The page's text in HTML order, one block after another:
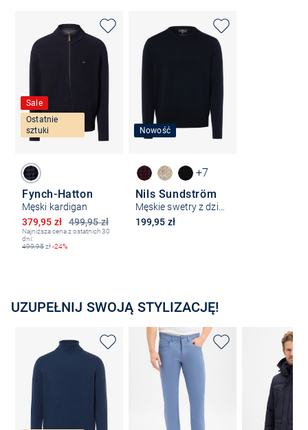
Sale
Ostatnie
sztuki
Fynch-Hatton
Męski kardigan
499,95 zł
Obniżona cena
379,95 zł
Najniższa cena z ostatnich 30
dni:
499,95zł-24%
Nowość
+7
Nils Sundström
Męskie swetry z dzianiny
199,95 zł
UZUPEŁNIJ SWOJĄ STYLIZACJĘ!